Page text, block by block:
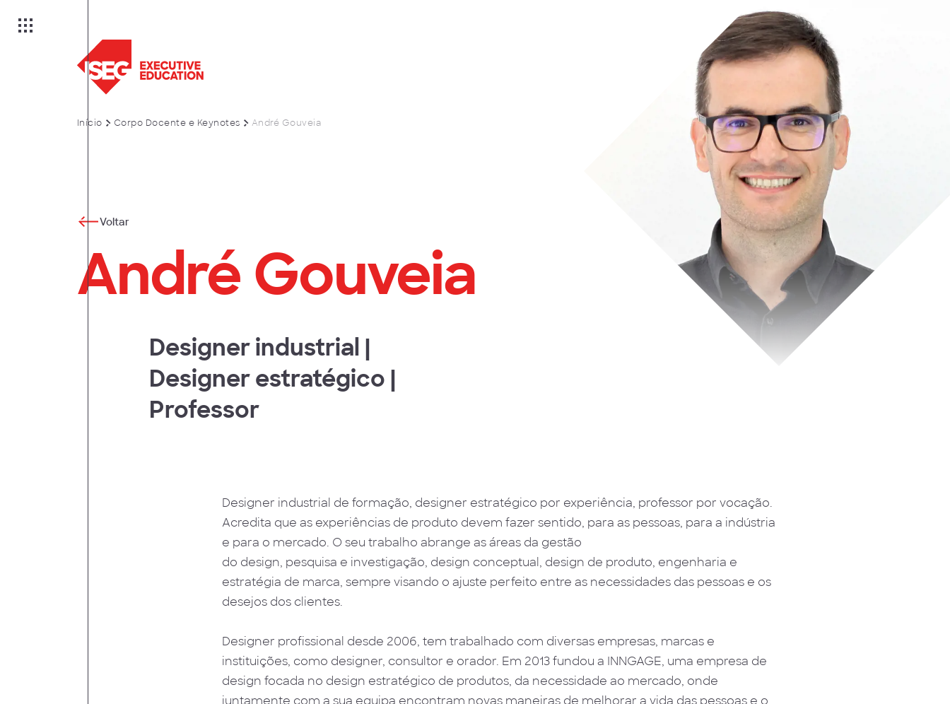
Início Corpo Docente e Keynotes André Gouveia
Voltar
André Gouveia
Designer industrial |
Designer estratégico |
Professor
Designer industrial de formação, designer estratégico por experiência, professor por vocação.
Acredita que as experiências de produto devem fazer sentido, para as pessoas, para a indústria
e para o mercado. O seu trabalho abrange as áreas da gestão
do design, pesquisa e investigação, design conceptual, design de produto, engenharia e
estratégia de marca, sempre visando o ajuste perfeito entre as necessidades das pessoas e os
desejos dos clientes.
Designer profissional desde 2006, tem trabalhado com diversas empresas, marcas e
instituições, como designer, consultor e orador. Em 2013 fundou a INNGAGE, uma empresa de
design focada no design estratégico de produtos, da necessidade ao mercado, onde
juntamente com a sua equipa encontram novas maneiras de melhorar a vida das pessoas e o